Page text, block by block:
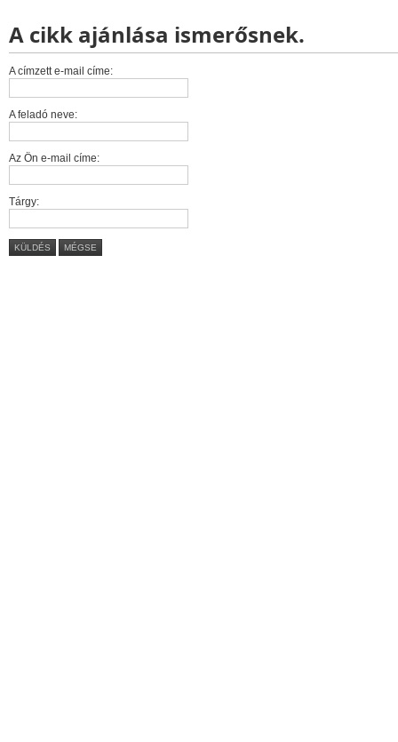
A cikk ajánlása ismerősnek.
A címzett e-mail címe:
A feladó neve:
Az Ön e-mail címe:
Tárgy:
KÜLDÉS MÉGSE